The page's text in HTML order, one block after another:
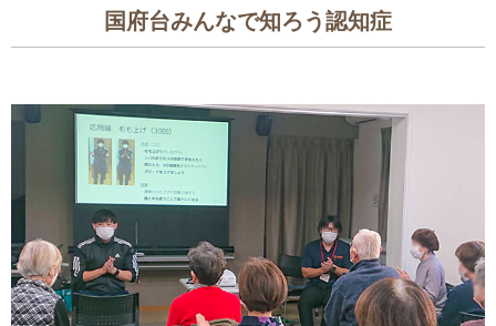
国府台みんなで知ろう認知症